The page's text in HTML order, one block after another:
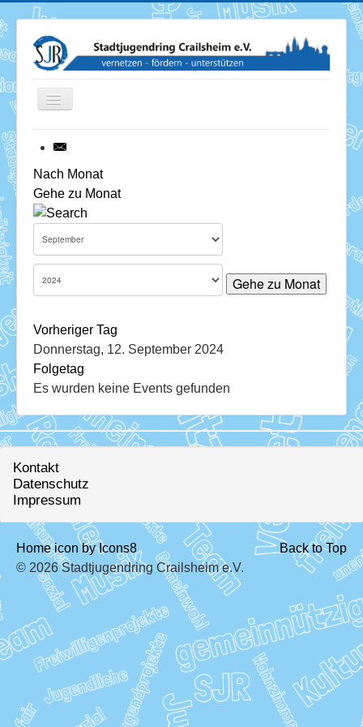
Toggle
News
Termine
Über uns
Services
Download
Ratskeller
Nach Monat
Gehe zu Monat
Gehe zu Monat
Vorheriger Tag
Donnerstag, 12. September 2024
Folgetag
Es wurden keine Events gefunden
Kontakt
Datenschutz
Impressum
Home icon by Icons8
Back to Top
© 2026 Stadtjugendring Crailsheim e.V.